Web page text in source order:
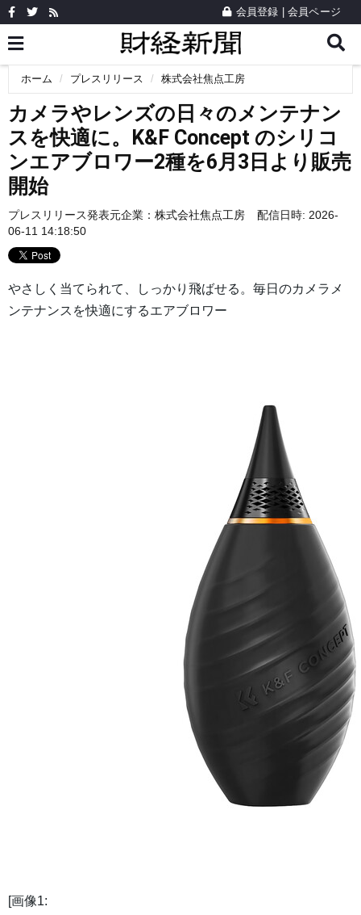
会員登録 会員ページ
ホーム プレスリリース 株式会社焦点工房
カメラやレンズの日々のメンテナン
スを快適に。K&F Concept のシリコ
ンエアブロワー2種を6月3日より販売
開始
プレスリリース発表元企業： 株式会社焦点工房
配信日時: 2026-
06-11 14:18:50
やさしく当てられて、しっかり飛ばせる。毎日のカメラメ
ンテナンスを快適にするエアブロワー
[画像1: